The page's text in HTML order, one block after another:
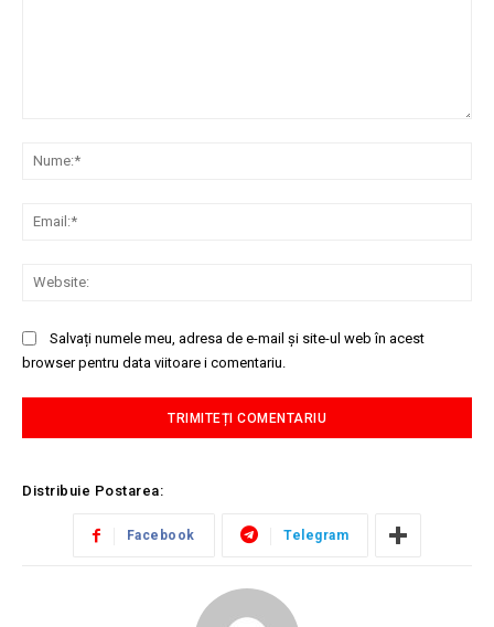
Salvați numele meu, adresa de e-mail și site-ul web în acest
browser pentru data viitoare i comentariu.
Distribuie Postarea:
Facebook Telegram